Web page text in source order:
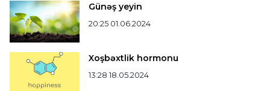
Günəş yeyin
20:25 01.06.2024
Xoşbəxtlik hormonu
13:28 18.05.2024